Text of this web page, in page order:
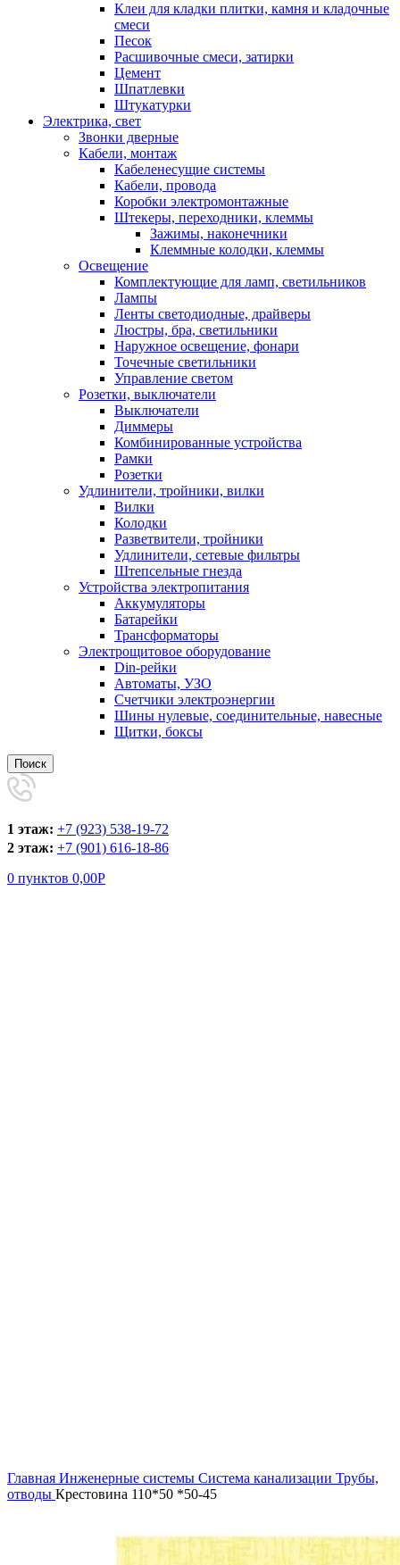
Клеи для кладки плитки, камня и кладочные
смеси
Песок
Расшивочные смеси, затирки
Цемент
Шпатлевки
Штукатурки
Электрика, свет
Звонки дверные
Кабели, монтаж
Кабеленесущие системы
Кабели, провода
Коробки электромонтажные
Штекеры, переходники, клеммы
Зажимы, наконечники
Клеммные колодки, клеммы
Освещение
Комплектующие для ламп, светильников
Лампы
Ленты светодиодные, драйверы
Люстры, бра, светильники
Наружное освещение, фонари
Точечные светильники
Управление светом
Розетки, выключатели
Выключатели
Диммеры
Комбинированные устройства
Рамки
Розетки
Удлинители, тройники, вилки
Вилки
Колодки
Разветвители, тройники
Удлинители, сетевые фильтры
Штепсельные гнезда
Устройства электропитания
Аккумуляторы
Батарейки
Трансформаторы
Электрощитовое оборудование
Din-рейки
Автоматы, УЗО
Счетчики электроэнергии
Шины нулевые, соединительные, навесные
Щитки, боксы
Поиск
1 этаж: +7 (923) 538-19-72
2 этаж: +7 (901) 616-18-86
0 пунктов 0,00Р
Главная Инженерные системы Система канализации Трубы,
отводы Крестовина 110*50 *50-45